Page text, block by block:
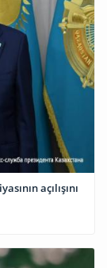
açılışını